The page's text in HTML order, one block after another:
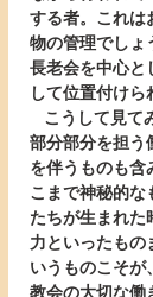
する者。これは
物の管理でしょ
長老会を中心と
して位置付けら
部分部分を担う
を伴うものも含
こまで神秘的な
たちが生まれた
力といったもの
いうものこそが
教会の大切な働